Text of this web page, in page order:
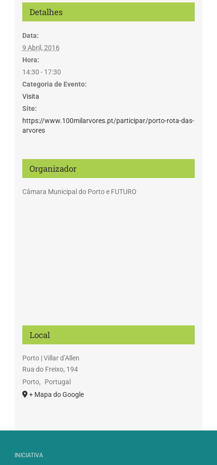
Detalhes
Data:
9 Abril, 2016
Hora:
14:30 - 17:30
Categoria de Evento:
Visita
Site:
https://www.100milarvores.pt/participar/porto-rota-das-
arvores
Organizador
Câmara Municipal do Porto e FUTURO
Local
Porto | Villar d’Allen
Rua do Freixo, 194
Porto,
Portugal
+ Mapa do Google
INICIATIVA